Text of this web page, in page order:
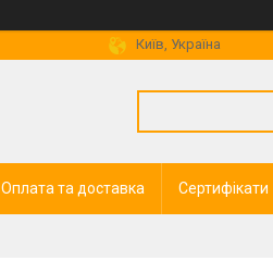
Київ, Україна
Оплата та доставка Сертифікати